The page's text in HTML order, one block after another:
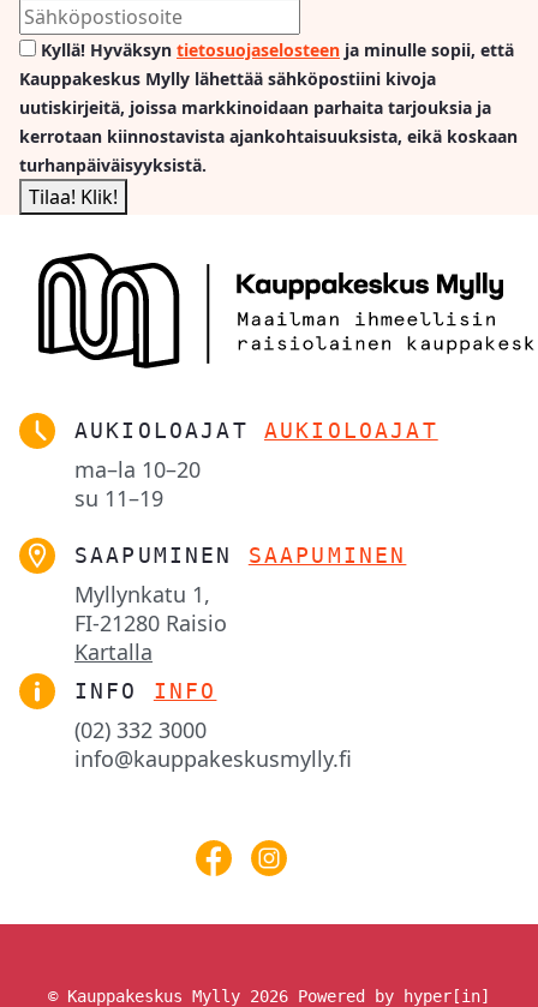
Kyllä! Hyväksyn tietosuojaselosteen ja minulle sopii, että
Kauppakeskus Mylly lähettää sähköpostiini kivoja
uutiskirjeitä, joissa markkinoidaan parhaita tarjouksia ja
kerrotaan kiinnostavista ajankohtaisuuksista, eikä koskaan
turhanpäiväisyyksistä.
AUKIOLOAJAT AUKIOLOAJAT
ma–la 10–20
su 11–19
SAAPUMINEN SAAPUMINEN
Myllynkatu 1,
FI-21280 Raisio
Kartalla
INFO INFO
(02) 332 3000
info@kauppakeskusmylly.fi
© Kauppakeskus Mylly 2026 Powered by hyper[in]